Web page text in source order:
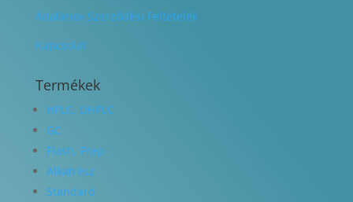
Általános Szerződési Feltételek
Kapcsolat
Termékek
HPLC, UHPLC
GC
Flash, Prep
Alkatrész
Standard